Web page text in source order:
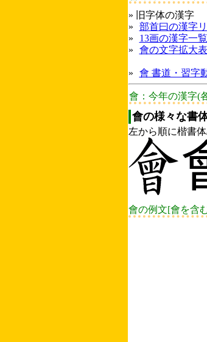
» 旧字体の漢字
»
部首曰の漢字
»
13画の漢字一覧
»
會の文字拡大
» 會 書道・習字
會：今年の漢字(
會の様々な書
左から順に楷書
會の例文[會を含